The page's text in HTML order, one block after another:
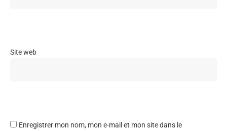
Site web
Enregistrer mon nom, mon e-mail et mon site dans le